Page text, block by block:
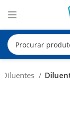
Diluentes